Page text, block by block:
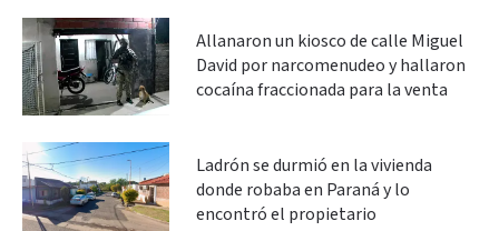
Allanaron un kiosco de calle Miguel
David por narcomenudeo y hallaron
cocaína fraccionada para la venta
Ladrón se durmió en la vivienda
donde robaba en Paraná y lo
encontró el propietario